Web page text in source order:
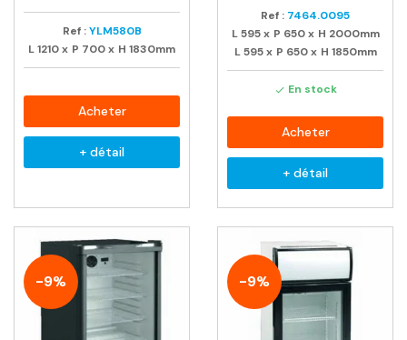
Ref : YLM580B
L1210x P 700x H 1830mm
Acheter
+ détail
Ref : 7464.0095
L 595 x P 650 x H 2000mm
L 595 x P 650 x H 1850mm
 En stock
Acheter
+ détail
-9% -9%